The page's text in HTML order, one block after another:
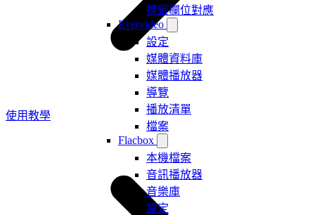
標籤欄位對應
Evervideo
設定
媒體資料庫
媒體播放器
導覽
播放清單
檔案
Flacbox
本機檔案
音訊播放器
音樂庫
設定
使用教學